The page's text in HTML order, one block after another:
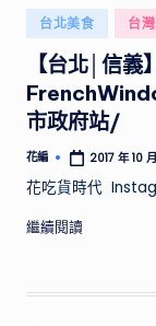
實
用
行
程
規
劃
和
點
薦，
Posted
in
台北美食 台
【台北│信
市政府站/
Posted
by
花編 2017 年 10
花吃貨時代
繼續閱讀